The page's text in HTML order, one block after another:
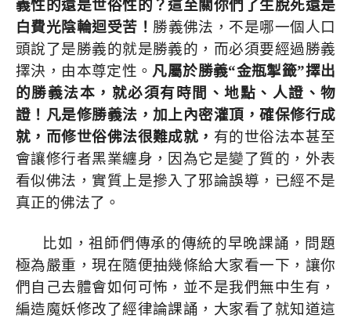
義性的還是世俗性的？這至關你們了生脫死還是
白費光陰輪迴受苦！ 勝義佛法，不是哪一個人口
頭說了是勝義的就是勝義的，而必須要經過勝義
擇決，由本尊定性。 凡屬於勝義“金瓶掣籤”擇出
的勝義法本，就必須有時間、地點、人證、物
證！凡是修勝義法，加上內密灌頂，確保修行成
就，而修世俗佛法很難成就， 有的世俗法本甚至
會讓修行者黑業纏身，因為它是變了質的，外表
看似佛法，實質上是摻入了邪論誤導，已經不是
真正的佛法了。
比如，祖師們傳承的傳統的早晚課誦，問題
極為嚴重，現在隨便抽幾條給大家看一下，讓你
們自己去體會如何可怖，並不是我們無中生有，
編造魔妖修改了經律論課誦，大家看了就知道這